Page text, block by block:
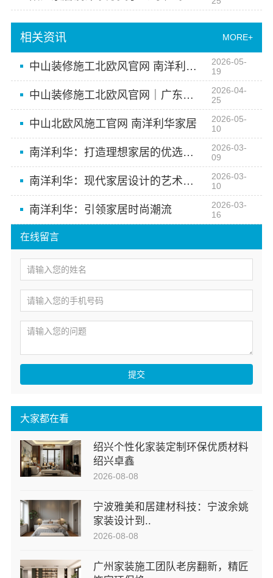
大家都在看
绍兴个性化家装定制环保优质材料
绍兴卓鑫
2026-08-08
宁波雅美和居建材科技：宁波余姚
家装设计到..
2026-08-08
广州家装施工团队老房翻新，精匠
在线留言
提交
相关资讯 MORE+
中山装修施工北欧风官网 南洋利华家居建材
2026-05-
19
中山装修施工北欧风官网｜广东南洋利华家居建材
2026-04-
25
中山北欧风施工官网 南洋利华家居
2026-05-
10
南洋利华：打造理想家居的优选方案
2026-03-
09
南洋利华：现代家居设计的艺术之选
2026-03-
10
南洋利华：引领家居时尚潮流
2026-03-
16